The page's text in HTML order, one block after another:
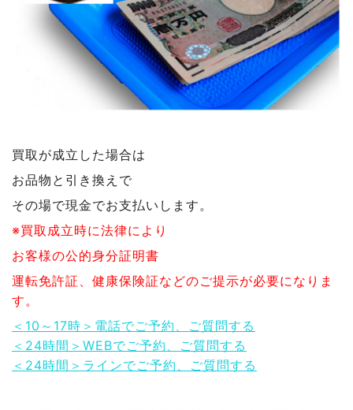
買取が成立した場合は
お品物と引き換えで
その場で現金でお支払いします。
※買取成立時に法律により
お客様の公的身分証明書
運転免許証、健康保険証などのご提示が必要になりま
す。
＜10～17時＞電話でご予約、ご質問する
＜24時間＞WEBでご予約、ご質問する
＜24時間＞ラインでご予約、ご質問する